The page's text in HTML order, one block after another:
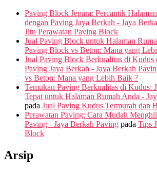
Paving Block Jepara: Percantik
dengan Paving Jaya Berkah - Jaya
Jitu Perawatan Paving Block
Jual Paving Block untuk Halaman
Paving Block vs Beton: Mana yang
Jual Paving Block Berkualitas di Kudus
Paving Jaya Berkah - Jaya Berkah
vs Beton: Mana yang Lebih Baik ?
Temukan Paving Berkualitas di Kudus:
Tepat untuk Halaman Rumah Anda -
pada Jual Paving Kudus Termurah dan
Perawatan Paving: Cara Mudah
Paving - Jaya Berkah Paving pada Tips
Block
Arsip